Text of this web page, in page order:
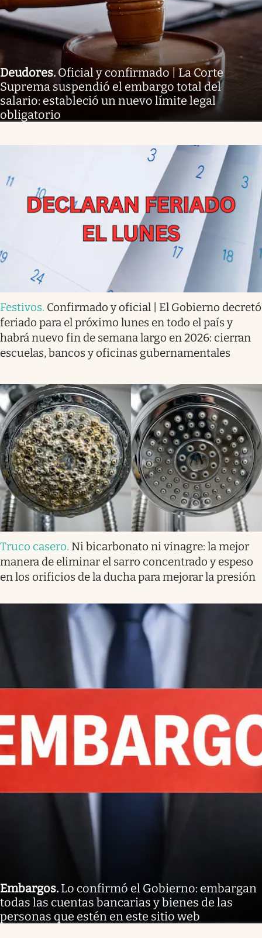
Deudores. Oficial y confirmado | La Corte
Suprema suspendió el embargo total del
salario: estableció un nuevo límite legal
obligatorio
Festivos. Confirmado y oficial | El Gobierno decretó
feriado para el próximo lunes en todo el país y
habrá nuevo fin de semana largo en 2026: cierran
escuelas, bancos y oficinas gubernamentales
Truco casero. Ni bicarbonato ni vinagre: la mejor
manera de eliminar el sarro concentrado y espeso
en los orificios de la ducha para mejorar la presión
Embargos. Lo confirmó el Gobierno: embargan
todas las cuentas bancarias y bienes de las
personas que estén en este sitio web